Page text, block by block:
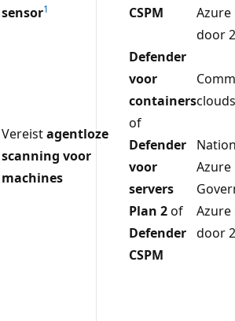
sensor1
CSPM
Azure
door
Vereistagentloze
scanning voor
machines
Defender
voor
containers
of
Defender
voor
servers
Plan 2of
Defender
CSPM
clouds
Azure
Azure
door